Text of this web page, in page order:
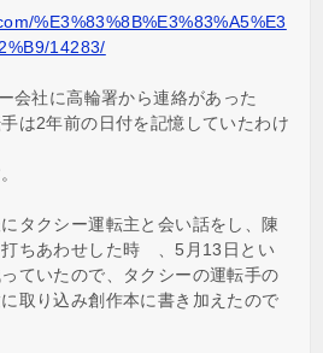
%E3%83%8B%E3%83%A5%E3
14283/
会社に高輪署から連絡があった
は2年前の日付を記憶していたわけ
タクシー運転主と会い話をし、陳
ちあわせした時 、5月13日とい
ていたので、タクシーの運転手の
取り込み創作本に書き加えたので